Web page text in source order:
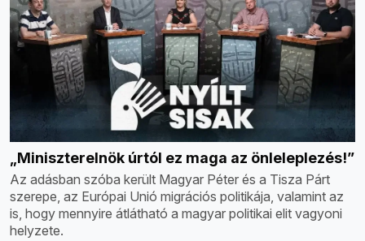
„Miniszterelnök úrtól ez maga az önleleplezés!”
Az adásban szóba került Magyar Péter és a Tisza Párt
szerepe, az Európai Unió migrációs politikája, valamint az
is, hogy mennyire átlátható a magyar politikai elit vagyoni
helyzete.